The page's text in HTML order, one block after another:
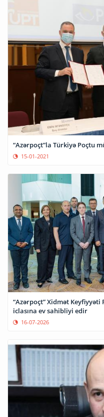
“Azərpoçt”la Türkiyə Poçtu
15-01-2021
“Azərpoçt” Xidmət
iclasına ev sahibliyi edir
16-07-2026